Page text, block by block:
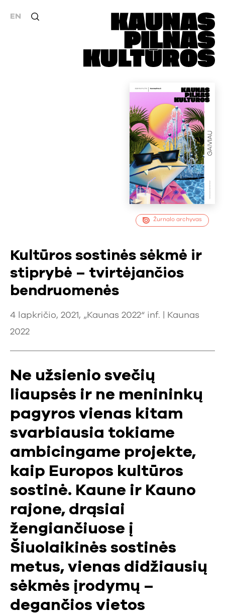
EN
Žurnalo archyvas
Kultūros sostinės sėkmė ir
stiprybė – tvirtėjančios
bendruomenės
4 lapkričio, 2021, „Kaunas 2022“ inf. |
Kaunas
2022
Ne užsienio svečių
liaupsės ir ne menininkų
pagyros vienas kitam
svarbiausia tokiame
ambicingame projekte,
kaip Europos kultūros
sostinė. Kaune ir Kauno
rajone, drąsiai
žengiančiuose į
Šiuolaikinės sostinės
metus, vienas didžiausių
sėkmės įrodymų –
degančios vietos